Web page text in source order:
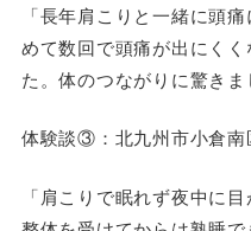
「長年肩こりと一緒に頭
めて数回で頭痛が出にく
た。体のつながりに驚きま
体験談③：北九州市小倉南
「肩こりで眠れず夜中に